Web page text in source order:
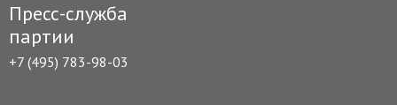
Пресс-служба
партии
+7 (495) 783-98-03